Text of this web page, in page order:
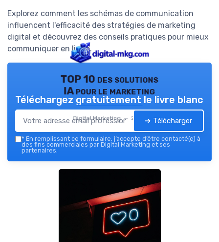
Explorez comment les schémas de communication
influencent l'efficacité des stratégies de marketing
digital et découvrez des conseils pratiques pour mieux
communiquer en ligne.
TOP 10 des solutions
IA pour le marketing
Digital Marketing — 2026
Téléchargez gratuitement le livre blanc
➔ Télécharger
* En remplissant ce formulaire, j’accepte d’être contacté(e) à
des fins commerciales par Digital Marketing et ses
partenaires.